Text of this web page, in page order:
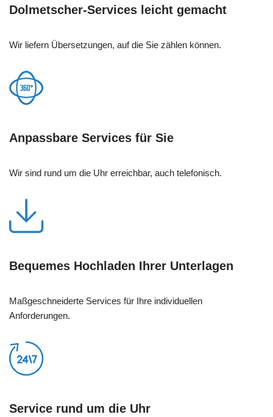
Dolmetscher-Services leicht gemacht
Wir liefern Übersetzungen, auf die Sie zählen können.
Anpassbare Services für Sie
Wir sind rund um die Uhr erreichbar, auch telefonisch.
Bequemes Hochladen Ihrer Unterlagen
Maßgeschneiderte Services für Ihre individuellen
Anforderungen.
Service rund um die Uhr